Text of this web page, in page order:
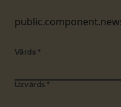
Vārds *
Uzvārds *